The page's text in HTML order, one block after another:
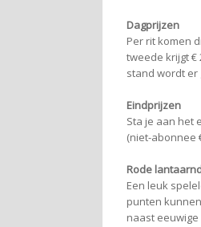
Dagprijzen
Per rit komen
tweede krijgt €
stand wordt er
Eindprijzen
Sta je aan het
(niet-abonnee
Rode
Een leuk
punten
naast eeuwige